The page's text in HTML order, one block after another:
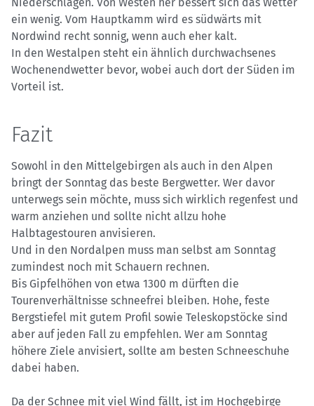
Niederschlägen. Von Westen her bessert sich das Wetter
ein wenig. Vom Hauptkamm wird es südwärts mit
Nordwind recht sonnig, wenn auch eher kalt.
In den Westalpen steht ein ähnlich durchwachsenes
Wochenendwetter bevor, wobei auch dort der Süden im
Vorteil ist.
Fazit
Sowohl in den Mittelgebirgen als auch in den Alpen
bringt der Sonntag das beste Bergwetter. Wer davor
unterwegs sein möchte, muss sich wirklich regenfest und
warm anziehen und sollte nicht allzu hohe
Halbtagestouren anvisieren.
Und in den Nordalpen muss man selbst am Sonntag
zumindest noch mit Schauern rechnen.
Bis Gipfelhöhen von etwa 1300 m dürften die
Tourenverhältnisse schneefrei bleiben. Hohe, feste
Bergstiefel mit gutem Profil sowie Teleskopstöcke sind
aber auf jeden Fall zu empfehlen. Wer am Sonntag
höhere Ziele anvisiert, sollte am besten Schneeschuhe
dabei haben.
Da der Schnee mit viel Wind fällt, ist im Hochgebirge